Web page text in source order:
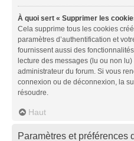
À quoi sert « Supprimer les
Cela supprime tous les cookies
paramètres d’authentification et
fournissent aussi des
lecture des messages (lu ou non
administrateur du forum. Si vous
connexion ou de déconnexion, la
résoudre.
Haut
Paramètres et préférences